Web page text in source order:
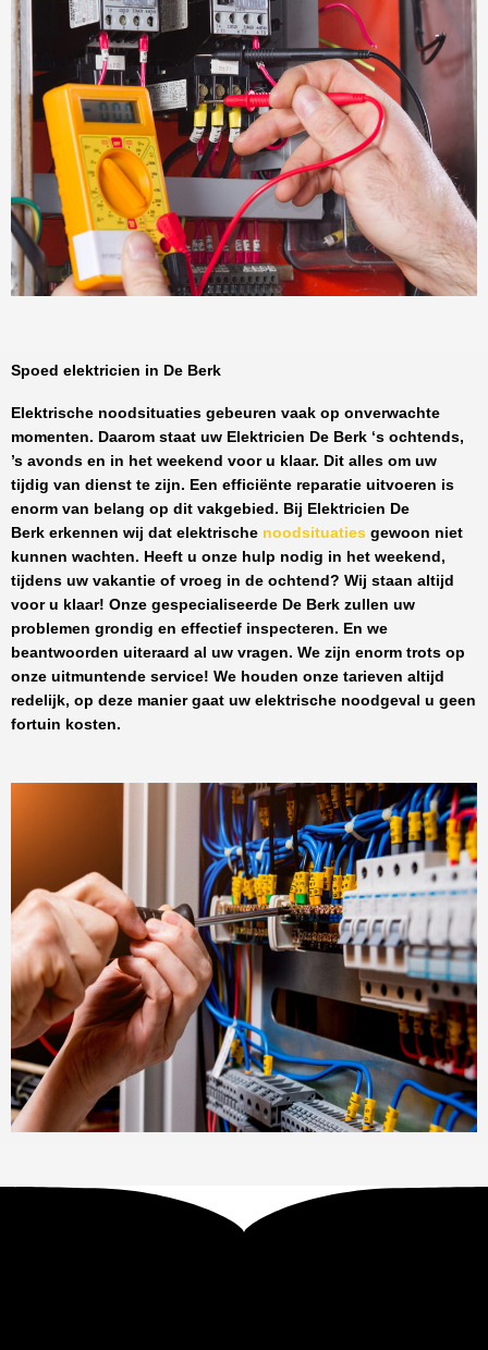
Spoed elektricien in De Berk
Elektrische noodsituaties gebeuren vaak op onverwachte
momenten. Daarom staat uw Elektricien De Berk ‘s ochtends,
’s avonds en in het weekend voor u klaar. Dit alles om uw
tijdig van dienst te zijn. Een efficiënte reparatie uitvoeren is
enorm van belang op dit vakgebied. Bij Elektricien De
Berk erkennen wij dat elektrische noodsituaties gewoon niet
kunnen wachten. Heeft u onze hulp nodig in het weekend,
tijdens uw vakantie of vroeg in de ochtend? Wij staan altijd
voor u klaar! Onze gespecialiseerde De Berk zullen uw
problemen grondig en effectief inspecteren. En we
beantwoorden uiteraard al uw vragen. We zijn enorm trots op
onze uitmuntende service! We houden onze tarieven altijd
redelijk, op deze manier gaat uw elektrische noodgeval u geen
fortuin kosten.